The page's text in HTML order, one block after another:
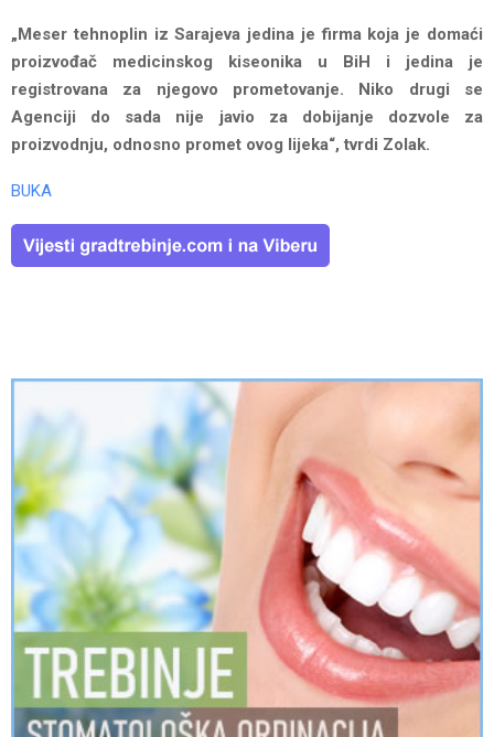
„Meser tehnoplin iz Sarajeva jedina je firma koja je domaći
proizvođač medicinskog kiseonika u BiH i jedina je
registrovana za njegovo prometovanje. Niko drugi se
Agenciji do sada nije javio za dobijanje dozvole za
proizvodnju, odnosno promet ovog lijeka“, tvrdi Zolak.
BUKA